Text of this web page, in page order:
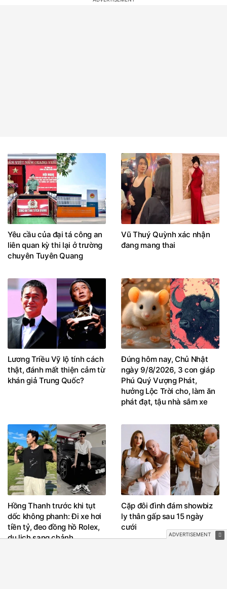
Yêu cầu của đại tá công an
liên quan kỳ thi lại ở trường
chuyên Tuyên Quang
Vũ Thuý Quỳnh xác nhận
đang mang thai
Lương Triều Vỹ lộ tính cách
thật, đánh mất thiện cảm từ
khán giả Trung Quốc?
Đúng hôm nay, Chủ Nhật
ngày 9/8/2026, 3 con giáp
Phú Quý Vượng Phát,
hưởng Lộc Trời cho, làm ăn
phát đạt, tậu nhà sắm xe
Hồng Thanh trước khi tụt
dốc không phanh: Đi xe hơi
tiền tỷ, đeo đồng hồ Rolex,
du lịch sang chảnh
Cặp đôi đình đám showbiz
ly thân gấp sau 15 ngày
cưới